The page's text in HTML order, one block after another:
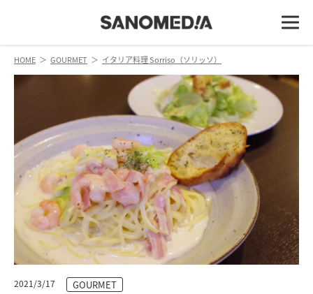
HOME ＞ GOURMET ＞ イタリア料理 Sorriso（ソリッソ）
2021/3/17 GOURMET